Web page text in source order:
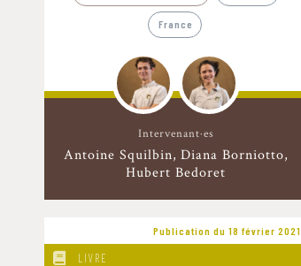
France
Intervenant·es
Antoine Squilbin Diana Borniotto
Hubert Bedoret
Publication du 18 février 2021
LIVRE